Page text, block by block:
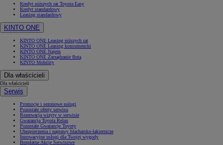
Kredyt niższych rat Toyota Easy
Kredyt standardowy
Leasing standardowy
KINTO ONE
KINTO ONE Leasing niższych rat
KINTO ONE Leasing konsumencki
KINTO ONE Najem
KINTO ONE Zarządzanie flotą
KINTO Mobility
Dla właścicieli
Dla właścicieli
Serwis
Promocje i sezonowe usługi
Pozostałe oferty serwisu
Rezerwacja wizyty w serwisie
Gwarancja Toyota Relax
Pozostałe Gwarancje Toyoty
Ubezpieczenia i naprawy blacharsko-lakiernicze
Innowacyjne usługi dla Twojej wygody
Bezpłatne Akcje Serwisowe